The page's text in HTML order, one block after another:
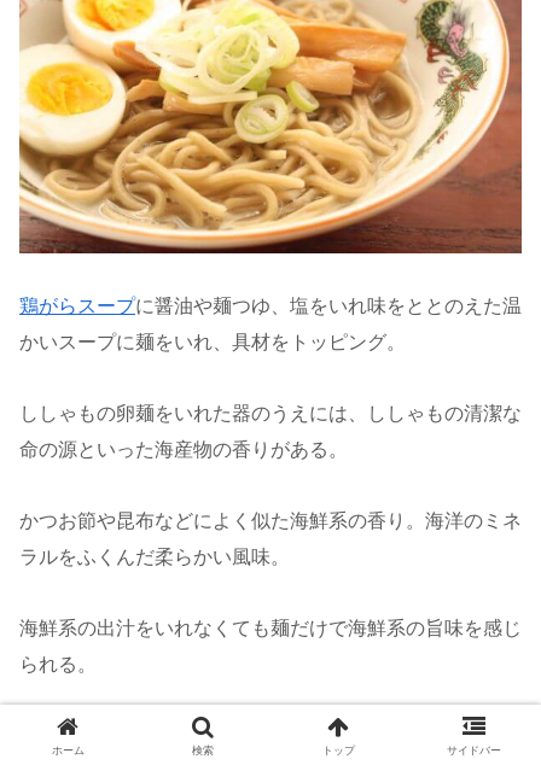
鶏がらスープに醤油や麺つゆ、塩をいれ味をととのえた温
かいスープに麺をいれ、具材をトッピング。
ししゃもの卵麺をいれた器のうえには、ししゃもの清潔な
命の源といった海産物の香りがある。
かつお節や昆布などによく似た海鮮系の香り。海洋のミネ
ラルをふくんだ柔らかい風味。
海鮮系の出汁をいれなくても麺だけで海鮮系の旨味を感じ
られる。
ししゃもの卵をねりこんでも、麺の角はきっちりとたって
ホーム 検索 トップ サイドバー